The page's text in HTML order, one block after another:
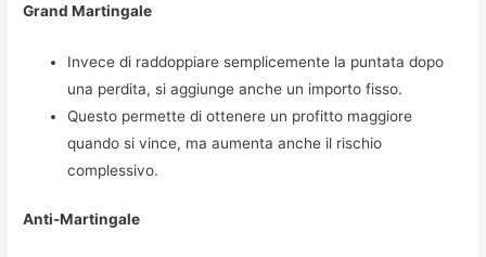
Grand Martingale
Invece di raddoppiare semplicemente la puntata dopo
una perdita, si aggiunge anche un importo fisso.
Questo permette di ottenere un profitto maggiore
quando si vince, ma aumenta anche il rischio
complessivo.
Anti-Martingale